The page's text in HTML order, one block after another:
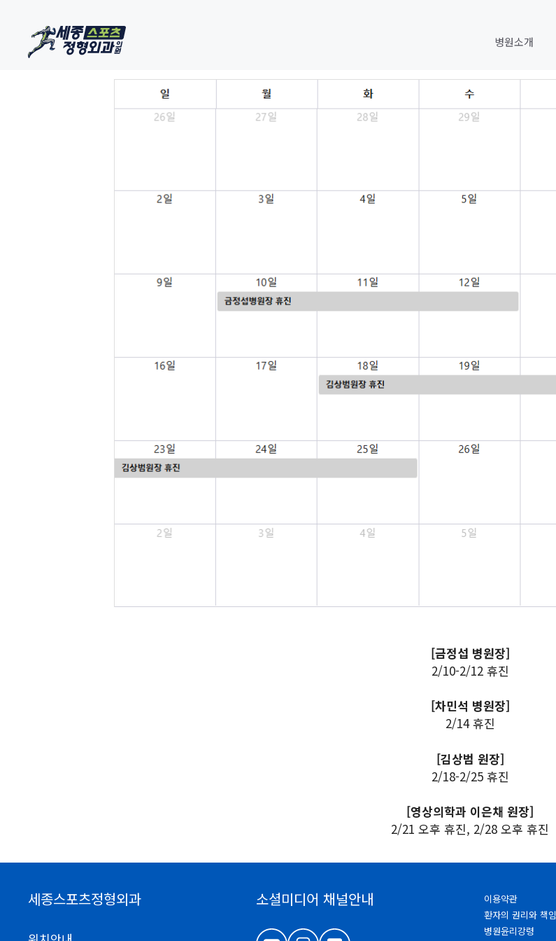
병원소개
[금정섭 병원장]
2/10-2/12 휴진
[차민석 병원장]
2/14 휴진
[김상범 원장]
2/18-2/25 휴진
[영상의학과 이은채 원장]
2/21 오후 휴진, 2/28 오후 휴진
세종스포츠정형외과 소셜미디어 채널안내
이용약관
환자의 권리와 책임
병원윤리강령